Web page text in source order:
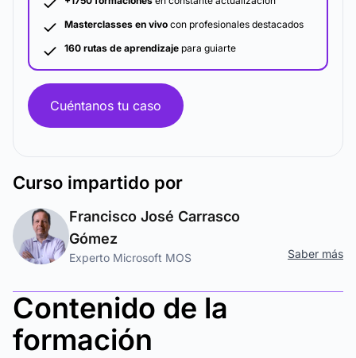
Masterclasses en vivo con profesionales destacados
160 rutas de aprendizaje para guiarte
Cuéntanos tu caso
Curso impartido por
Francisco José Carrasco
Gómez
Experto Microsoft MOS Saber más
Contenido de la
formación